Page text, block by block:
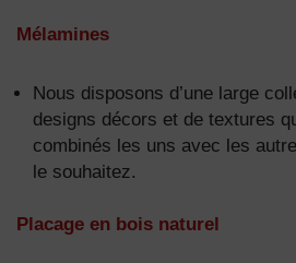
Mél amines
Nous disposons d’une large
designs décors et de textures
combinés les uns avec les
le souhaitez.
Placage en bois naturel